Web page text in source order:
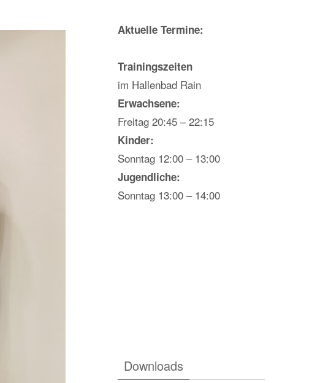
Aktuelle Termine:
Trainingszeiten
im Hallenbad Rain
Erwachsene:
Freitag 20:45 – 22:15
Kinder:
Sonntag 12:00 – 13:00
Jugendliche:
Sonntag 13:00 – 14:00
Downloads